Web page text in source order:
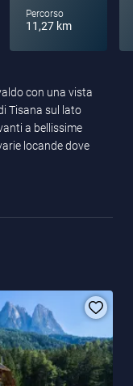
Percorso
11,27 km
con una vista
Tisana sul lato
a bellissime
locande dove